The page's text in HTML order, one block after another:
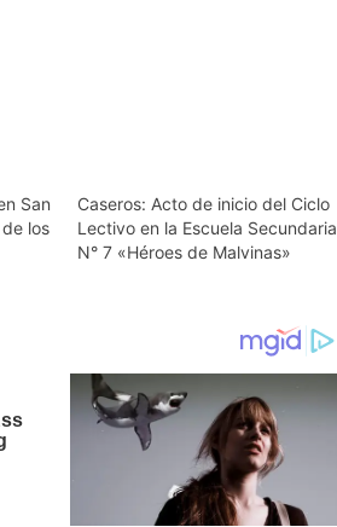
San
los
Caseros: Acto de inicio del Ciclo
Lectivo en la Escuela Secundaria
N° 7 «Héroes de Malvinas»